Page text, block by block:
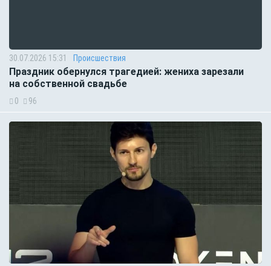
30.07.2026 15:31 Происшествия
Праздник обернулся трагедией: жениха зарезали
на собственной свадьбе
0 96